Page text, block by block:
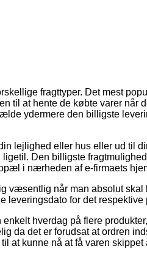
fragttyper. Det mest
til at hente de købte varer når
ydermere den billigste
lejlighed eller hus eller ud til
Den billigste
i nærheden af e-firmaets
væsentlig når man absolut skal
leveringsdato for det respektive
hverdag på flere
da det er forudsat at ordren
at kunne nå at få varen skippet